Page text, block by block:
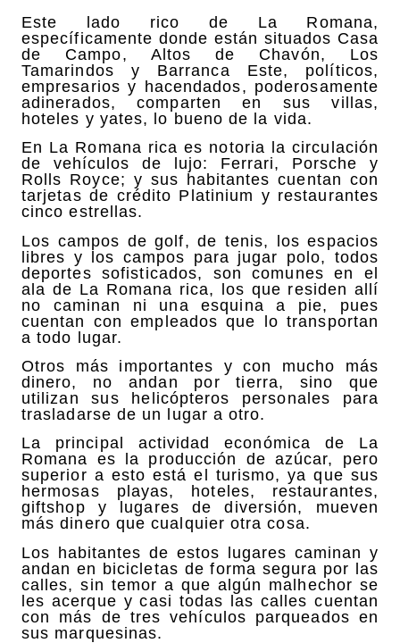
Este lado rico de La Romana,
específicamente donde están situados Casa
de Campo, Altos de Chavón, Los
Tamarindos y Barranca Este, políticos,
empresarios y hacendados, poderosamente
adinerados, comparten en sus villas,
hoteles y yates, lo bueno de la vida.
En La Romana rica es notoria la circulación
de vehículos de lujo: Ferrari, Porsche y
Rolls Royce; y sus habitantes cuentan con
tarjetas de crédito Platinium y restaurantes
cinco estrellas.
Los campos de golf, de tenis, los espacios
libres y los campos para jugar polo, todos
deportes sofisticados, son comunes en el
ala de La Romana rica, los que residen allí
no caminan ni una esquina a pie, pues
cuentan con empleados que lo transportan
a todo lugar.
Otros más importantes y con mucho más
dinero, no andan por tierra, sino que
utilizan sus helicópteros personales para
trasladarse de un lugar a otro.
La principal actividad económica de La
Romana es la producción de azúcar, pero
superior a esto está el turismo, ya que sus
hermosas playas, hoteles, restaurantes,
giftshop y lugares de diversión, mueven
más dinero que cualquier otra cosa.
Los habitantes de estos lugares caminan y
andan en bicicletas de forma segura por las
calles, sin temor a que algún malhechor se
les acerque y casi todas las calles cuentan
con más de tres vehículos parqueados en
sus marquesinas.